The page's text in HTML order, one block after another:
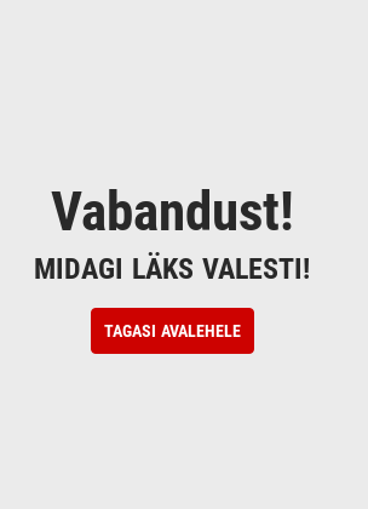
Vabandust!
MIDAGI LÄKS VALESTI!
TAGASI AVALEHELE